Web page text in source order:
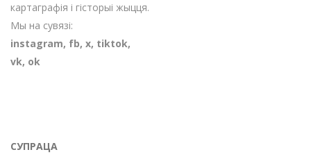
картаграфія і гісторыі жыцця.
Мы на сувязі:
instagram, fb, х, tiktok,
vk, ok
СУПРАЦА